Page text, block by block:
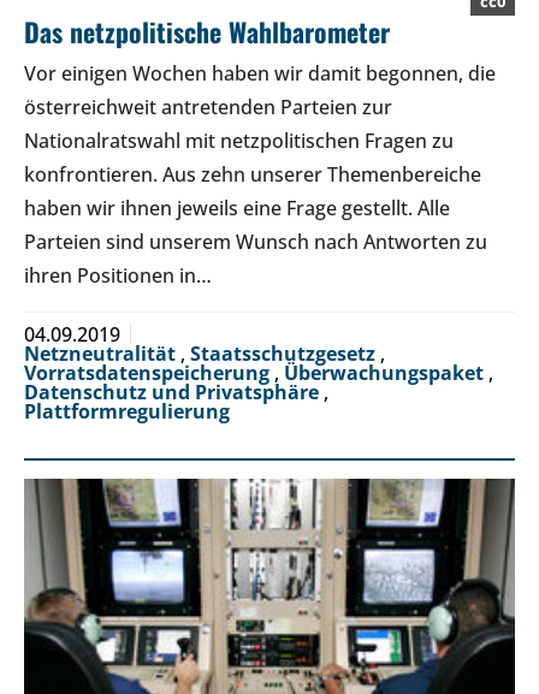
Das netzpolitische Wahlbarometer
Vor einigen Wochen haben wir damit begonnen, die
österreichweit antretenden Parteien zur
Nationalratswahl mit netzpolitischen Fragen zu
konfrontieren. Aus zehn unserer Themenbereiche
haben wir ihnen jeweils eine Frage gestellt. Alle
Parteien sind unserem Wunsch nach Antworten zu
ihren Positionen in…
04.09.2019
Netzneutralität , Staatsschutzgesetz ,
Vorratsdatenspeicherung , Überwachungspaket ,
Datenschutz und Privatsphäre ,
Plattformregulierung